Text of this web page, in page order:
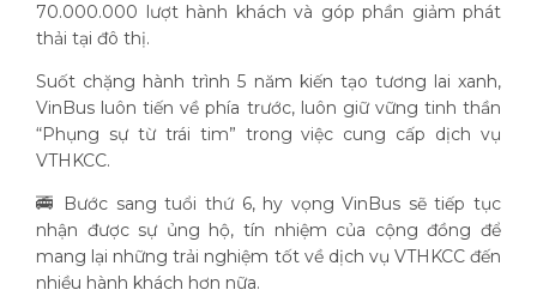
70.000.000 lượt hành khách và góp phần giảm phát
thải tại đô thị.
Suốt chặng hành trình 5 năm kiến tạo tương lai xanh,
VinBus luôn tiến về phía trước, luôn giữ vững tinh thần
“Phụng sự từ trái tim” trong việc cung cấp dịch vụ
VTHKCC.
🚎 Bước sang tuổi thứ 6, hy vọng VinBus sẽ tiếp tục
nhận được sự ủng hộ, tín nhiệm của cộng đồng để
mang lại những trải nghiệm tốt về dịch vụ VTHKCC đến
nhiều hành khách hơn nữa.